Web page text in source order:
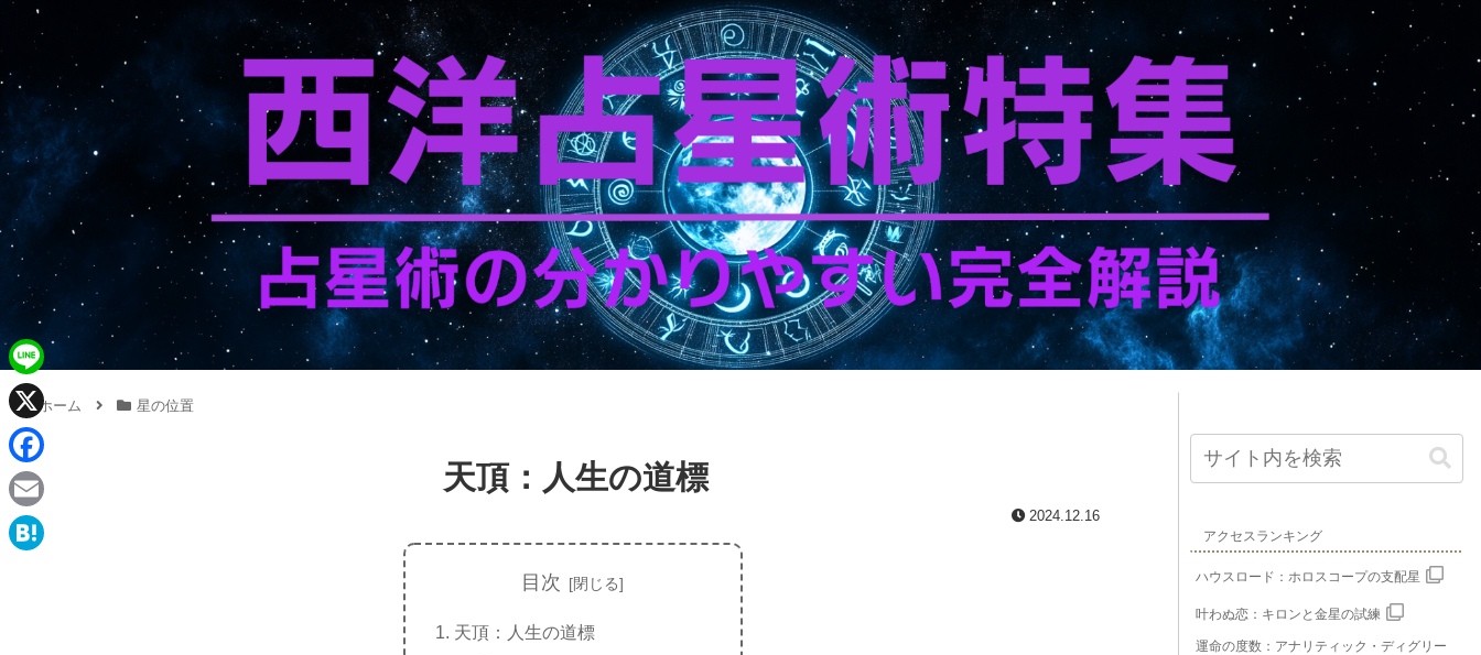
ホーム 星の位置
天頂：人生の道標
2024.12.16
目次
天頂：人生の道標
アクセスランキング
ハウスロード：ホロスコープの支配星
叶わぬ恋：キロンと金星の試練
運命の度数：アナリティック・ディグリー
L
n
e
X
F
a
c
E